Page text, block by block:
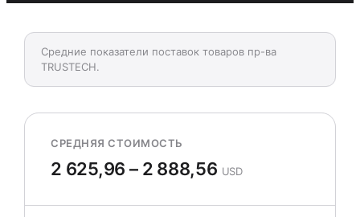
Средние показатели поставок товаров пр-ва
TRUSTECH.
СРЕДНЯЯ СТОИМОСТЬ
2 625,96 – 2 888,56 USD